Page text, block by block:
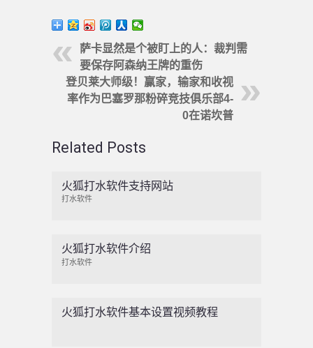
萨卡显然是个被盯上的人：裁判需
要保存阿森纳王牌的重伤
登贝莱大师级！赢家，输家和收视
率作为巴塞罗那粉碎竞技俱乐部4-
0在诺坎普
Related Posts
火狐打水软件支持网站
打水软件
火狐打水软件介绍
打水软件
火狐打水软件基本设置视频教程